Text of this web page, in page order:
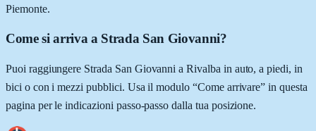
Piemonte.
Come si arriva a Strada San Giovanni?
Puoi raggiungere Strada San Giovanni a Rivalba in auto, a piedi, in
bici o con i mezzi pubblici. Usa il modulo “Come arrivare” in questa
pagina per le indicazioni passo-passo dalla tua posizione.